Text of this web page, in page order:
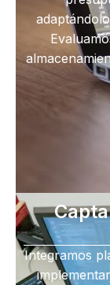
Integramos